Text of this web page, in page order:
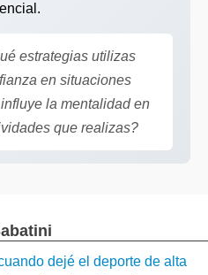
estrategias utilizas
en situaciones
la mentalidad en
que realizas?
dejé el deporte de alta